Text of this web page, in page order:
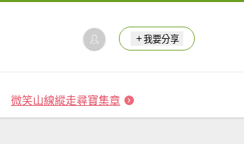
我要分享
微笑山線縱走尋寶集章